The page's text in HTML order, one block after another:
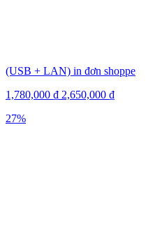
(USB + LAN) in đơn shoppe
1,780,000 ₫ 2,650,000 ₫
27%